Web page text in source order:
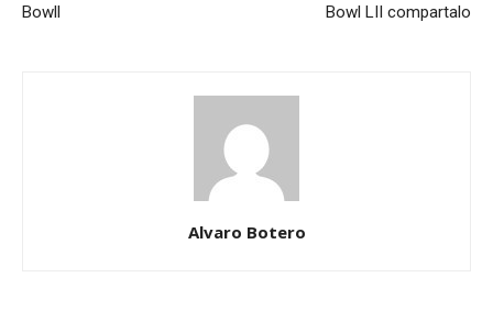
Bowll
Bowl LII compartalo
Alvaro Botero